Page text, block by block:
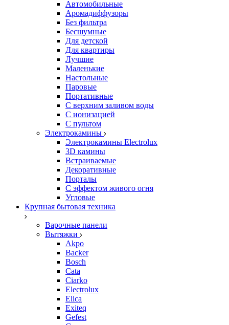
Автомобильные
Аромадиффузоры
Без фильтра
Бесшумные
Для детской
Для квартиры
Лучшие
Маленькие
Настольные
Паровые
Портативные
С верхним заливом воды
С ионизацией
С пультом
Электрокамины
Электрокамины Electrolux
3D камины
Встраиваемые
Декоративные
Порталы
С эффектом живого огня
Угловые
Крупная бытовая техника
Варочные панели
Вытяжки
Akpo
Backer
Bosch
Cata
Ciarko
Electrolux
Elica
Exiteq
Gefest